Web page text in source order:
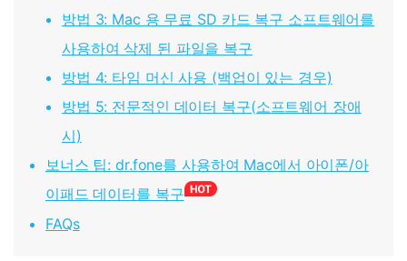
방법 3: Mac 용 무료 SD 카드 복구 소프트웨어를
사용하여 삭제 된 파일을 복구
방법 4: 타임 머신 사용 (백업이 있는 경우)
방법 5: 전문적인 데이터 복구(소프트웨어 장애
시)
보너스 팁: dr.fone를 사용하여 Mac에서 아이폰/아
이패드 데이터를 복구
FAQs